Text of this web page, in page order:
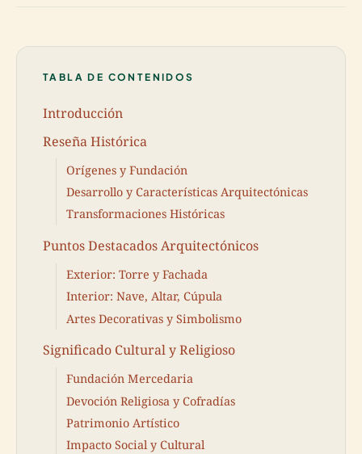
TABLA DE CONTENIDOS
Introducción
Reseña Histórica
Orígenes y Fundación
Desarrollo y Características Arquitectónicas
Transformaciones Históricas
Puntos Destacados Arquitectónicos
Exterior: Torre y Fachada
Interior: Nave, Altar, Cúpula
Artes Decorativas y Simbolismo
Significado Cultural y Religioso
Fundación Mercedaria
Devoción Religiosa y Cofradías
Patrimonio Artístico
Impacto Social y Cultural